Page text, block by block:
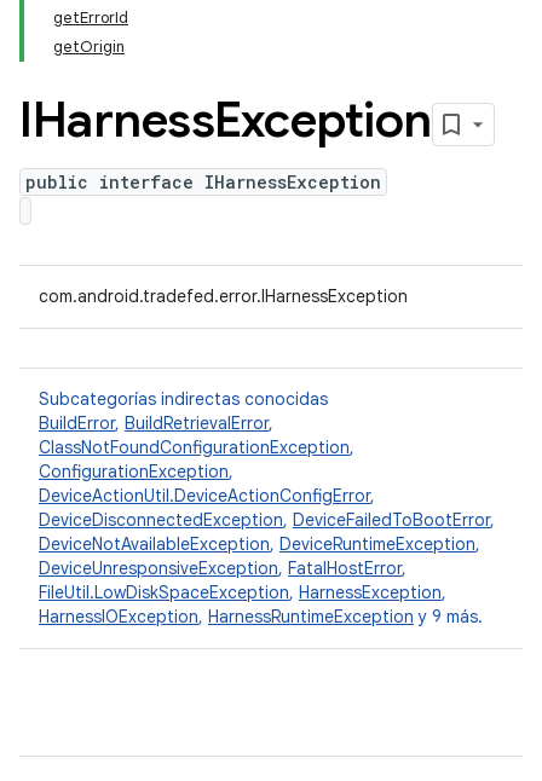
getErrorId
getOrigin
IHarnessException
public interface IHarnessException
com.android.tradefed.error.IHarnessException
Subcategorías indirectas conocidas
BuildError, BuildRetrievalError,
ClassNotFoundConfigurationException,
ConfigurationException,
DeviceActionUtil.DeviceActionConfigError,
DeviceDisconnectedException, DeviceFailedToBootError,
DeviceNotAvailableException, DeviceRuntimeException,
DeviceUnresponsiveException, FatalHostError,
FileUtil.LowDiskSpaceException, HarnessException,
HarnessIOException, HarnessRuntimeException y 9 más.